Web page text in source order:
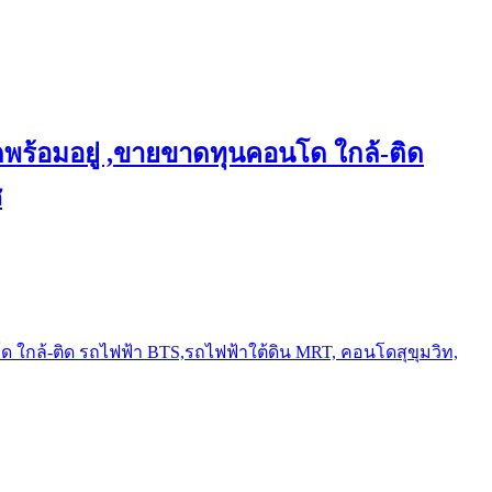
ร้อมอยู่ ,ขายขาดทุนคอนโด ใกล้-ติด
กล้-ติด รถไฟฟ้า BTS,รถไฟฟ้าใต้ดิน MRT, คอนโดสุขุมวิท,